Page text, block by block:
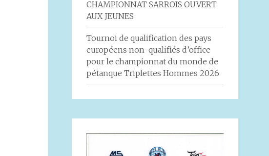
CHAMPIONNAT SARROIS OUVERT
AUX JEUNES
Tournoi de qualification des pays
européens non-qualifiés d’office
pour le championnat du monde de
pétanque Triplettes Hommes 2026